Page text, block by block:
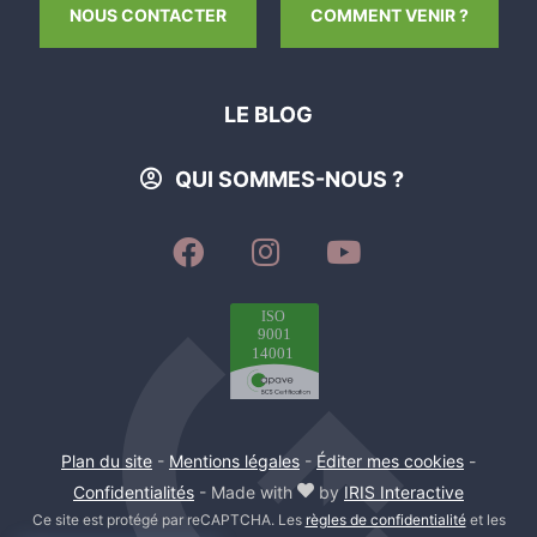
ÉQUITATION PISCINE COLLECTIVE SKI ALPIN
NOUS CONTACTER COMMENT VENIR ?
LE BLOG
QUI SOMMES-NOUS ?
SUIVEZ-
NOUS
SUR
SUIVEZ-
NOUS
SUR
Plan du site - Mentions légales - Éditer mes cookies -
Confidentialités - Made with by IRIS Interactive
Ce site est protégé par reCAPTCHA. Les règles de confidentialitéet les